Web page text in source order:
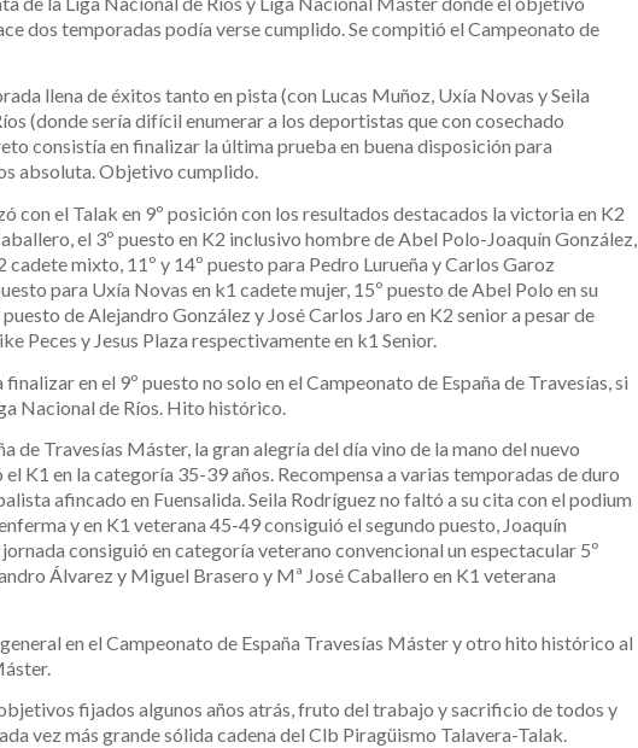
dos temporadas podía verse cumplido. Se compitió el Campeonato de
llena de éxitos tanto en pista (con Lucas Muñoz, Uxía Novas y Seila
(donde sería difícil enumerar a los deportistas que con cosechado
consistía en finalizar la última prueba en buena disposición para
absoluta. Objetivo cumplido.
con el Talak en 9º posición con los resultados destacados la victoria en K2
el 3º puesto en K2 inclusivo hombre de Abel Polo-Joaquín González,
mixto, 11º y 14º puesto para Pedro Lurueña y Carlos Garoz
para Uxía Novas en k1 cadete mujer, 15º puesto de Abel Polo en su
de Alejandro González y José Carlos Jaro en K2 senior a pesar de
Peces y Jesus Plaza respectivamente en k1 Senior.
en el 9º puesto no solo en el Campeonato de España de Travesías, si
Nacional de Ríos. Hito histórico.
de Travesías Máster, la gran alegría del día vino de la mano del nuevo
el K1 en la categoría 35-39 años. Recompensa a varias temporadas de duro
afincado en Fuensalida. Seila Rodríguez no faltó a su cita con el podium
y en K1 veterana 45-49 consiguió el segundo puesto, Joaquín
consiguió en categoría veterano convencional un espectacular 5º
Álvarez y Miguel Brasero y Mª José Caballero en K1 veterana
en el Campeonato de España Travesías Máster y otro hito histórico al
fijados algunos años atrás, fruto del trabajo y sacrificio de todos y
vez más grande sólida cadena del Clb Piragüismo Talavera-Talak.